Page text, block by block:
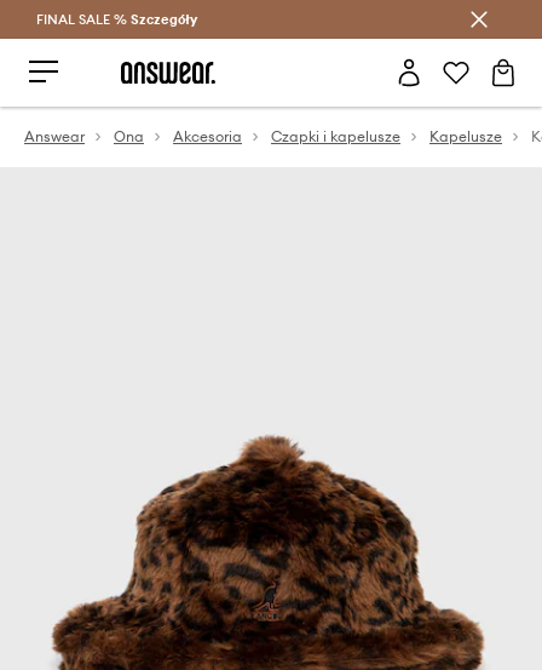
Oszczędzaj z Answear Club >
FINAL SALE % Szczegóły
Answear Ona Akcesoria Czapki i kapelusze Kapelusze